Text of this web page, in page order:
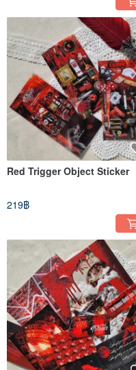
Red Trigger Object Sticker
219฿